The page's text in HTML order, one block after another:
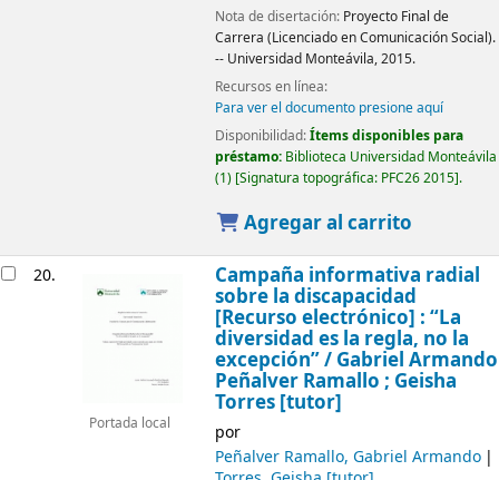
Nota de disertación: Proyecto Final de
Carrera (Licenciado en Comunicación Social).
-- Universidad Monteávila, 2015.
Recursos en línea:
Para ver el documento presione aquí
Disponibilidad:Ítems disponibles para
préstamo: Biblioteca Universidad Monteávila
(1) Signatura topográfica: PFC26 2015 .
Agregar al carrito
20.
Portada local
Campaña informativa radial
sobre la discapacidad
[Recurso electrónico] : “La
diversidad es la regla, no la
excepción” / Gabriel Armando
Peñalver Ramallo ; Geisha
Torres [tutor]
por
Peñalver Ramallo, Gabriel Armando